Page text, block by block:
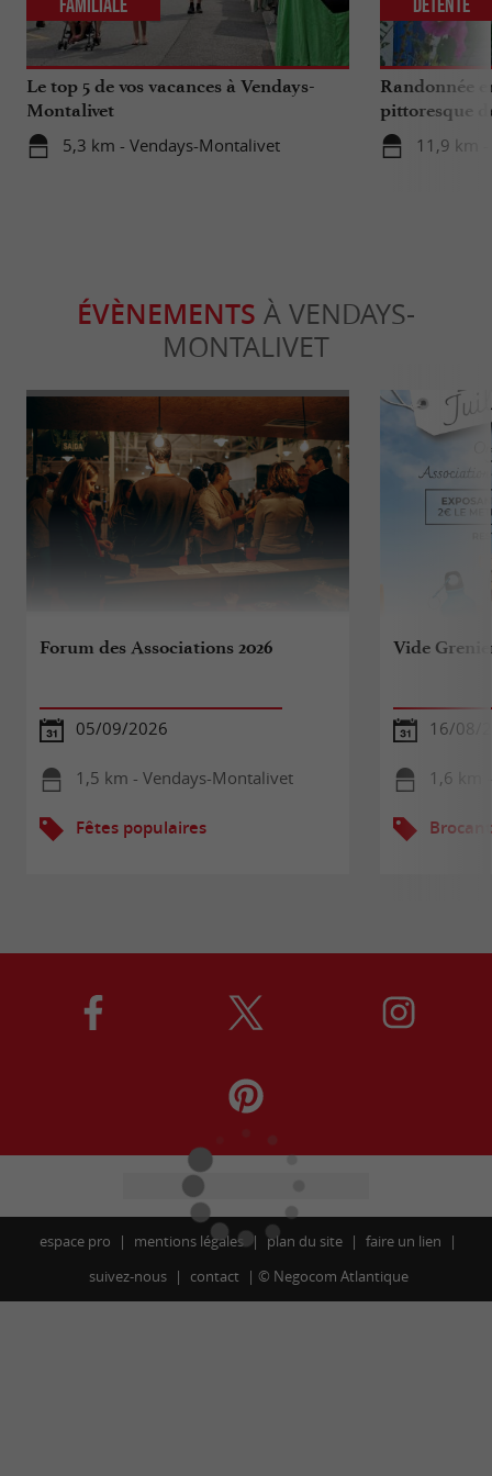
Le top 5 de vos vacances à Vendays-
Montalivet
5,3 km - Vendays-Montalivet
Familiale
Randonnée
pittoresque
artisans et
11,9 km -
Détente
ÉVÈNEMENTS À VENDAYS-
MONTALIVET
Forum des Associations 2026
05/09/2026
1,5 km - Vendays-Montalivet
Fêtes populaires
Vide
16/08/
1,6 km
espace pro mentions légales plan du site
faire un lien
suivez-nous
contact © Negocom Atlantique